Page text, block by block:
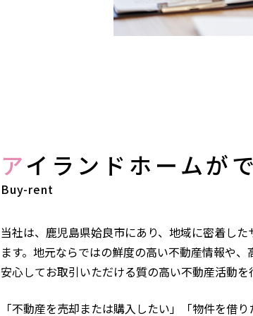
アイランドホームが
Buy-rent
当社は、鹿児島県姶良市にあり、地域に密着し
ます。地元ならではの鮮度の高い不動産情報や、
安心してお取引いただける質の高い不動産活動を
「不動産を売却または購入したい」「物件を借